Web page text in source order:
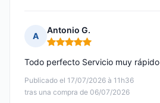
A
Antonio G.
Nota: 5 de 5
Publicado el 17/07/2026 à 11h36
tras una compra de 06/07/2026
Todo perfecto Servicio muy rápido